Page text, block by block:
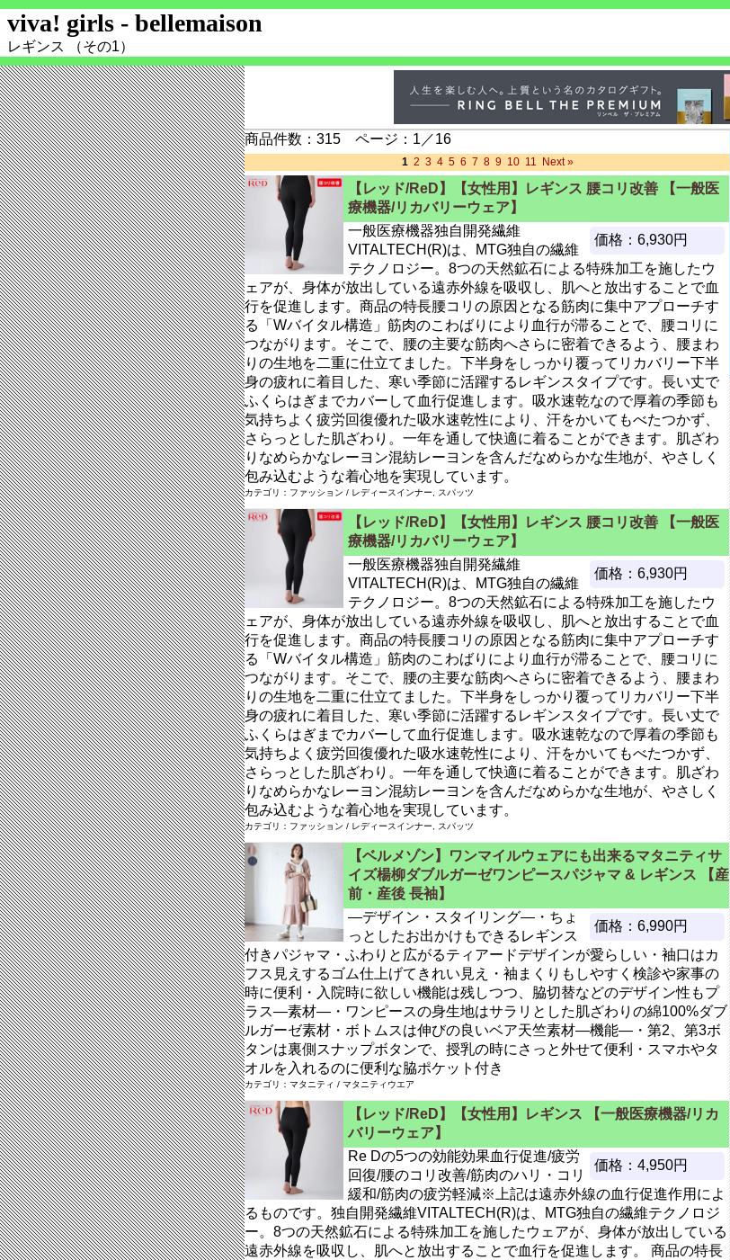
viva! girls - bellemaison
レギンス （その1）
商品件数：315 ページ：1／16
1 2 3 4 5 6 7 8 9 10 11 Next »
【レッド/ReD】【女性用】レギンス 腰コリ改善 【一般医
療機器/リカバリーウェア】
価格：6,930円
一般医療機器独自開発繊維
VITALTECH(R)は、MTG独自の繊維
テクノロジー。8つの天然鉱石による特殊加工を施したウ
ェアが、身体が放出している遠赤外線を吸収し、肌へと放出することで血
行を促進します。商品の特長腰コリの原因となる筋肉に集中アプローチす
る「Wバイタル構造」筋肉のこわばりにより血行が滞ることで、腰コリに
つながります。そこで、腰の主要な筋肉へさらに密着できるよう、腰まわ
りの生地を二重に仕立てました。下半身をしっかり覆ってリカバリー下半
身の疲れに着目した、寒い季節に活躍するレギンスタイプです。長い丈で
ふくらはぎまでカバーして血行促進します。吸水速乾なので厚着の季節も
気持ちよく疲労回復優れた吸水速乾性により、汗をかいてもべたつかず、
さらっとした肌ざわり。一年を通して快適に着ることができます。肌ざわ
りなめらかなレーヨン混紡レーヨンを含んだなめらかな生地が、やさしく
包み込むような着心地を実現しています。
カテゴリ：ファッション / レディースインナー, スパッツ
【レッド/ReD】【女性用】レギンス 腰コリ改善 【一般医
療機器/リカバリーウェア】
価格：6,930円
一般医療機器独自開発繊維
VITALTECH(R)は、MTG独自の繊維
テクノロジー。8つの天然鉱石による特殊加工を施したウ
ェアが、身体が放出している遠赤外線を吸収し、肌へと放出することで血
行を促進します。商品の特長腰コリの原因となる筋肉に集中アプローチす
る「Wバイタル構造」筋肉のこわばりにより血行が滞ることで、腰コリに
つながります。そこで、腰の主要な筋肉へさらに密着できるよう、腰まわ
りの生地を二重に仕立てました。下半身をしっかり覆ってリカバリー下半
身の疲れに着目した、寒い季節に活躍するレギンスタイプです。長い丈で
ふくらはぎまでカバーして血行促進します。吸水速乾なので厚着の季節も
気持ちよく疲労回復優れた吸水速乾性により、汗をかいてもべたつかず、
さらっとした肌ざわり。一年を通して快適に着ることができます。肌ざわ
りなめらかなレーヨン混紡レーヨンを含んだなめらかな生地が、やさしく
包み込むような着心地を実現しています。
カテゴリ：ファッション / レディースインナー, スパッツ
【ベルメゾン】ワンマイルウェアにも出来るマタニティサ
イズ楊柳ダブルガーゼワンピースパジャマ & レギンス 【産
前・産後 長袖】
価格：6,990円
―デザイン・スタイリング―・ちょ
っとしたお出かけもできるレギンス
付きパジャマ・ふわりと広がるティアードデザインが愛らしい・袖口はカ
フス見えするゴム仕上げてきれい見え・袖まくりもしやすく検診や家事の
時に便利・入院時に欲しい機能は残しつつ、脇切替などのデザイン性もプ
ラス―素材―・ワンピースの身生地はサラリとした肌ざわりの綿100%ダブ
ルガーゼ素材・ボトムスは伸びの良いベア天竺素材―機能―・第2、第3ボ
タンは裏側スナップボタンで、授乳の時にさっと外せて便利・スマホやタ
オルを入れるのに便利な脇ポケット付き
カテゴリ：マタニティ / マタニティウエア
【レッド/ReD】【女性用】レギンス 【一般医療機器/リカ
バリーウェア】
価格：4,950円
Re Dの5つの効能効果血行促進/疲労
回復/腰のコリ改善/筋肉のハリ・コリ
緩和/筋肉の疲労軽減※上記は遠赤外線の血行促進作用によ
るものです。独自開発繊維VITALTECH(R)は、MTG独自の繊維テクノロジ
ー。8つの天然鉱石による特殊加工を施したウェアが、身体が放出している
遠赤外線を吸収し、肌へと放出することで血行を促進します。 商品の特長